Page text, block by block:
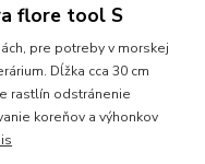
flore tool S
pre potreby v morskej
Dĺžka cca 30 cm
rastlín odstránenie
koreňov a výhonkov